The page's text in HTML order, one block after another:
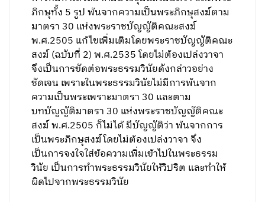
ภิกษุทั้ง 5 รูป พ้นจากความเป็นพระภิกษุสงฆ์ตาม
มาตรา 30 แห่งพระราชบัญญัติคณะสงฆ์
พ.ศ.2505 แก้ไขเพิ่มเติมโดยพระราชบัญญัติคณะ
สงฆ์ (ฉบับที่ 2) พ.ศ.2535 โดยไม่ต้องเปล่งวาจา
จึงเป็นการขัดต่อพระธรรมวินัยดังกล่าวอย่าง
ชัดเจน เพราะในพระธรรมวินัยไม่มีการพ้นจาก
ความเป็นพระเพราะมาตรา 30 และตาม
บทบัญญัติมาตรา 30 แห่งพระราชบัญญัติคณะ
สงฆ์ พ.ศ.2505 ก็ไม่ได้ มีบัญญัติว่า พ้นจากการ
เป็นพระภิกษุสงฆ์โดยไม่ต้องเปล่งวาจา จึง
เป็นการจงใจใส่ข้อความเพิ่มเข้าไปในพระธรรม
วินัย เป็นการทำพระธรรมวินัยให้วิปริต และทำให้
ผิดไปจากพระธรรมวินัย